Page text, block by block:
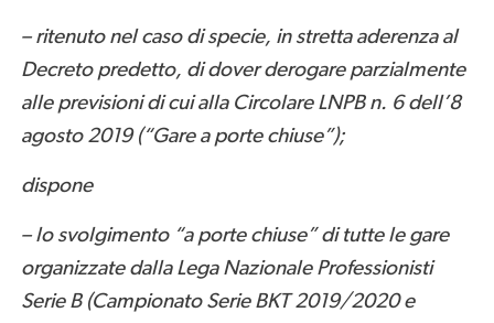
– ritenuto nel caso di specie, in stretta aderenza al
Decreto predetto, di dover derogare parzialmente
alle previsioni di cui alla Circolare LNPB n. 6 dell’8
agosto 2019 (“Gare a porte chiuse”);
dispone
– lo svolgimento “a porte chiuse” di tutte le gare
organizzate dalla Lega Nazionale Professionisti
Serie B (Campionato Serie BKT 2019/2020 e